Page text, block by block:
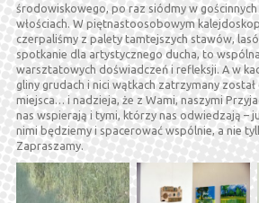
środowiskowego, po raz siódmy w
włościach. W piętnastoosobowym
czerpaliśmy z palety tamtejszych stawów,
spotkanie dla artystycznego ducha, to
warsztatowych doświadczeń i refleksji. A w
gliny grudach i nici wątkach zatrzymany został
miejsca… i nadzieja, że z Wami, naszymi
nas wspierają i tymi, którzy nas odwiedzają –
nimi będziemy i spacerować wspólnie, a nie
Zapraszamy.